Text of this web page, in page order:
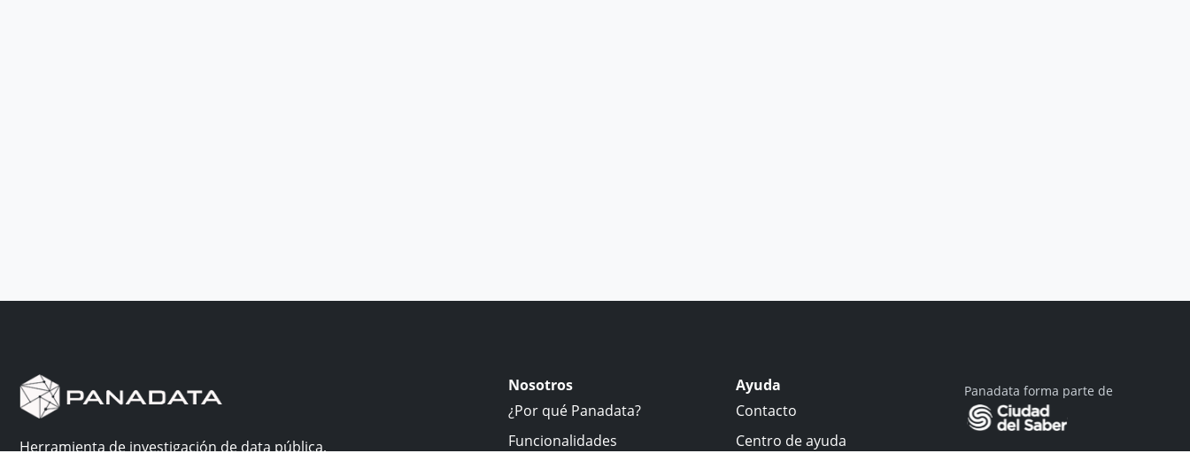
Herramienta de investigación de data pública,
Nosotros
¿Por qué Panadata?
Funcionalidades
Ayuda
Contacto
Centro de ayuda
Panadata forma parte de